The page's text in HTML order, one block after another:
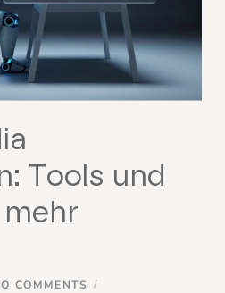
Tools und
COMMENTS